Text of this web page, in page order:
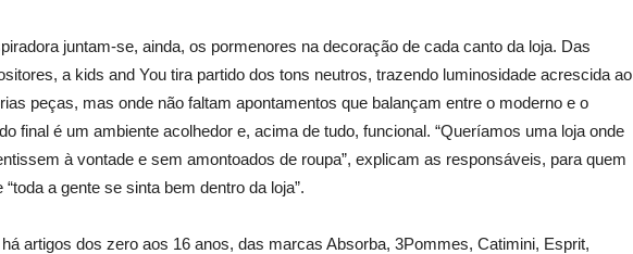
juntam-se, ainda, os pormenores na decoração de cada canto da loja. Das
a kids and You tira partido dos tons neutros, trazendo luminosidade acrescida ao
peças, mas onde não faltam apontamentos que balançam entre o moderno e o
final é um ambiente acolhedor e, acima de tudo, funcional. “Queríamos uma loja onde
à vontade e sem amontoados de roupa”, explicam as responsáveis, para quem
“toda a gente se sinta bem dentro da loja”.
artigos dos zero aos 16 anos, das marcas Absorba, 3Pommes, Catimini, Esprit,